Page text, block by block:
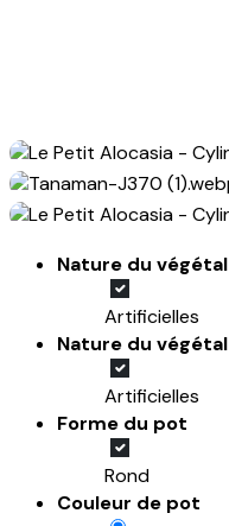
Nature du végétal
Artificielles
Nature du végétal
Artificielles
Forme du pot
Rond
Couleur de pot